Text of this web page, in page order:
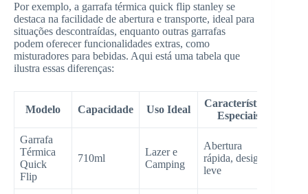
Por exemplo, a garrafa térmica quick flip stanley se
destaca na facilidade de abertura e transporte, ideal para
situações descontraídas, enquanto outras garrafas
podem oferecer funcionalidades extras, como
misturadores para bebidas. Aqui está uma tabela que
ilustra essas diferenças:
Modelo Capacidade Uso Ideal
Características
Especiais
Garrafa
Térmica
Quick
Flip
710ml
Lazer e
Camping
Abertura
rápida, design
leve